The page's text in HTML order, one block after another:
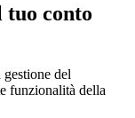
tuo conto
del
funzionalità della